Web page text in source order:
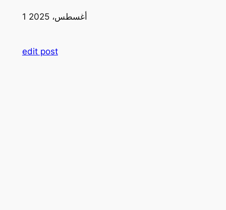
1 أغسطس، 2025
edit post